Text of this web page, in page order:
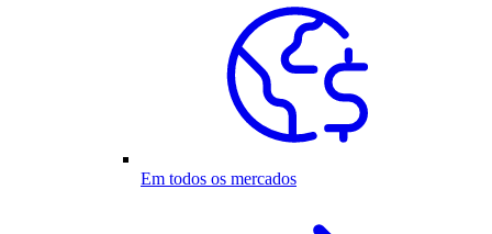
Em todos os mercados